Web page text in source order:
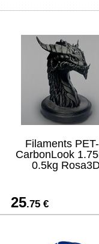
TV, Foto un
Autopreces
Renewd
Filaments
CarbonLook
0.5kg
25.75 €